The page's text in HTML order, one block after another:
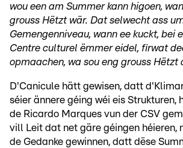
wou een am Summer kann higoen,
grouss Hëtzt wär. Dat selwecht ass
Gemengenniveau, wann ee kuckt, bei
Centre culturel ëmmer eidel, firwat
opmaachen, wa sou eng grouss Hëtzt
D'Canicule hätt gewisen, datt
séier ännere géing wéi eis Strukturen,
de Ricardo Marques vun der CSV
vill Leit dat net gäre géingen héieren,
de Gedanke gewinnen, datt dëse